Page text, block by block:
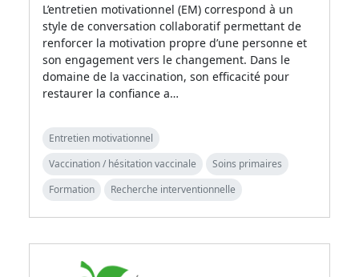
L’entretien motivationnel (EM) correspond à un
style de conversation collaboratif permettant de
renforcer la motivation propre d’une personne et
son engagement vers le changement. Dans le
domaine de la vaccination, son efficacité pour
restaurer la confiance a…
Entretien motivationnel
Vaccination / hésitation vaccinale
Soins primaires
Formation
Recherche interventionnelle